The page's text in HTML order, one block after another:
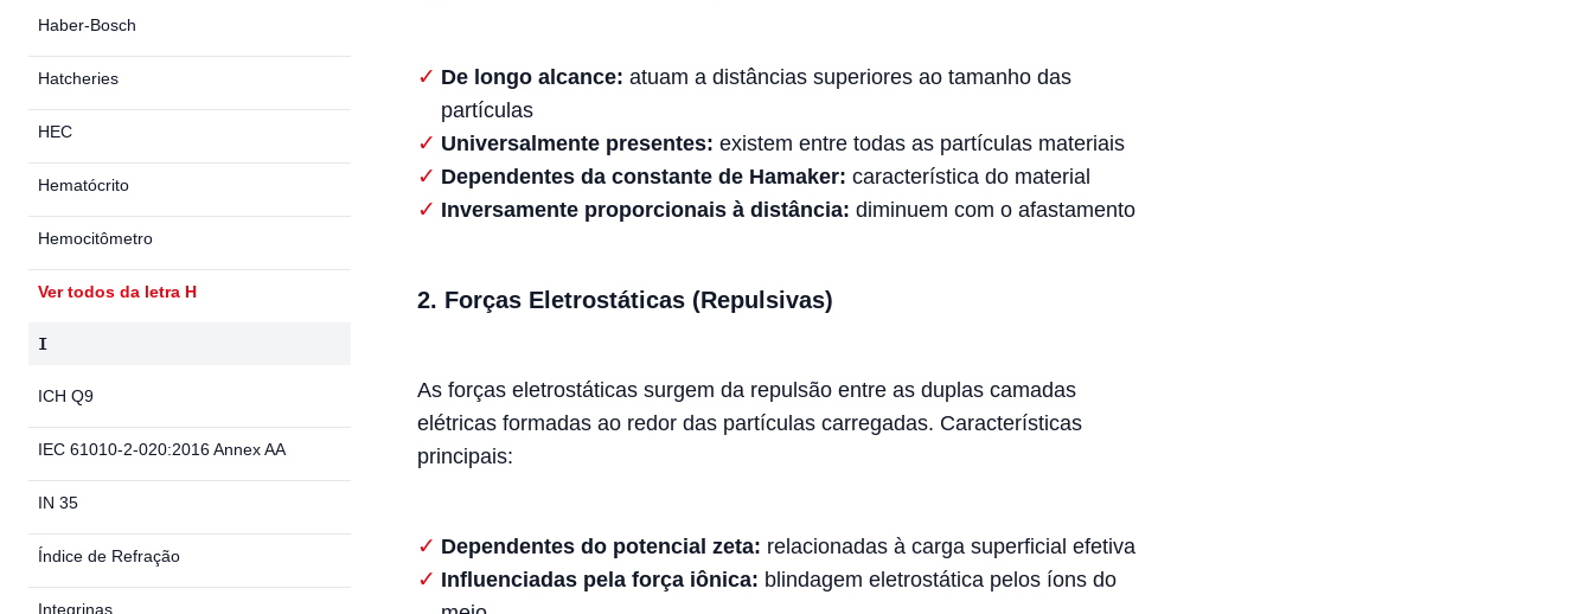
De longo alcance: atuam a distâncias superiores ao tamanho das
partículas
Universalmente presentes: existem entre todas as partículas materiais
Dependentes da constante de Hamaker: característica do material
Inversamente proporcionais à distância: diminuem com o afastamento
2. Forças Eletrostáticas (Repulsivas)
As forças eletrostáticas surgem da repulsão entre as duplas camadas
elétricas formadas ao redor das partículas carregadas. Características
principais:
Dependentes do potencial zeta: relacionadas à carga superficial efetiva
Influenciadas pela força iônica: blindagem eletrostática pelos íons do
Haber-Bosch
Hatcheries
HEC
Hematócrito
Hemocitômetro
Ver todos da letra H
I
ICH Q9
IEC 61010-2-020:2016 Annex AA
IN 35
Índice de Refração
Integrinas